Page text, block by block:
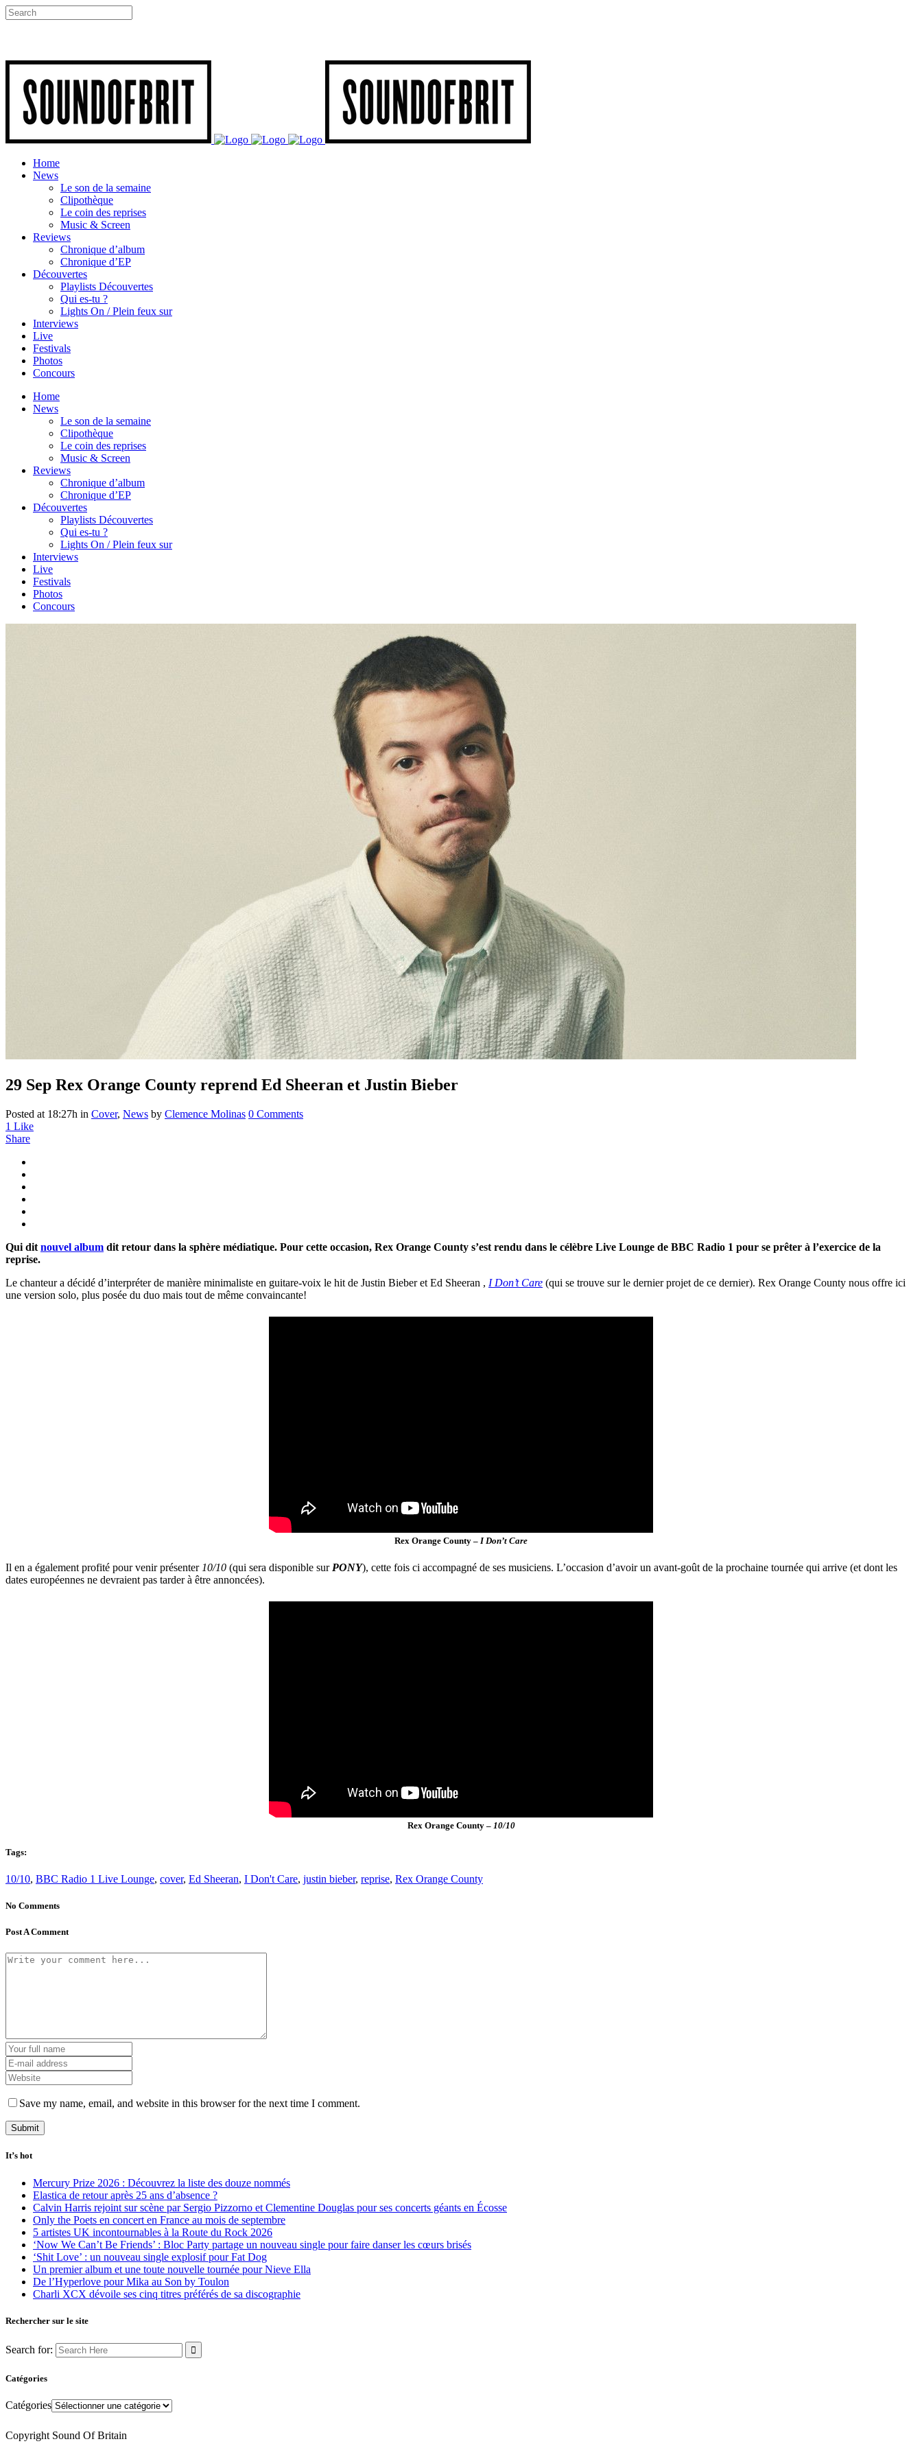
Home
News
Le son de la semaine
Clipothèque
Le coin des reprises
Music & Screen
Reviews
Chronique d’album
Chronique d’EP
Découvertes
Playlists Découvertes
Qui es-tu ?
Lights On / Plein feux sur
Interviews
Live
Festivals
Photos
Concours
Home
News
Le son de la semaine
Clipothèque
Le coin des reprises
Music & Screen
Reviews
Chronique d’album
Chronique d’EP
Découvertes
Playlists Découvertes
Qui es-tu ?
Lights On / Plein feux sur
Interviews
Live
Festivals
Photos
Concours
29 Sep Rex Orange County reprend Ed Sheeran et Justin Bieber
Posted at 18:27h in Cover, News by Clemence Molinas 0 Comments
1 Like
Share
Qui dit nouvel album dit retour dans la sphère médiatique. Pour cette occasion, Rex Orange County s’est rendu dans le célèbre Live Lounge de BBC Radio 1 pour se prêter à l’exercice de la
reprise.
Le chanteur a décidé d’interpréter de manière minimaliste en guitare-voix le hit de Justin Bieber et Ed Sheeran , I Don’t Care (qui se trouve sur le dernier projet de ce dernier). Rex Orange County nous offre ici
une version solo, plus posée du duo mais tout de même convaincante!
Rex Orange County – I Don’t Care
Il en a également profité pour venir présenter 10/10 (qui sera disponible sur PONY), cette fois ci accompagné de ses musiciens. L’occasion d’avoir un avant-goût de la prochaine tournée qui arrive (et dont les
dates européennes ne devraient pas tarder à être annoncées).
Rex Orange County – 10/10
Tags:
10/10, BBC Radio 1 Live Lounge, cover, Ed Sheeran, I Don't Care, justin bieber, reprise, Rex Orange County
No Comments
Post A Comment
Save my name, email, and website in this browser for the next time I comment.
It’s hot
Mercury Prize 2026 : Découvrez la liste des douze nommés
Elastica de retour après 25 ans d’absence ?
Calvin Harris rejoint sur scène par Sergio Pizzorno et Clementine Douglas pour ses concerts géants en Écosse
Only the Poets en concert en France au mois de septembre
5 artistes UK incontournables à la Route du Rock 2026
‘Now We Can’t Be Friends’ : Bloc Party partage un nouveau single pour faire danser les cœurs brisés
‘Shit Love’ : un nouveau single explosif pour Fat Dog
Un premier album et une toute nouvelle tournée pour Nieve Ella
De l’Hyperlove pour Mika au Son by Toulon
Charli XCX dévoile ses cinq titres préférés de sa discographie
Rechercher sur le site
Search for:
Catégories
Catégories
Copyright Sound Of Britain